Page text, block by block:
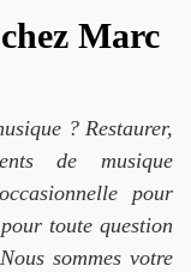
Marc
? Restaurer,
de musique
pour
toute question
sommes votre